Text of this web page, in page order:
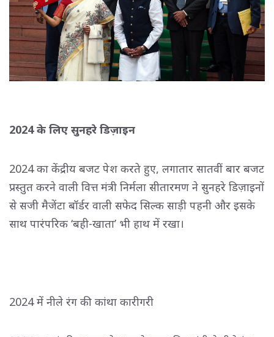
2024 के लिए सुनहरे डिज़ाइन
2024 का केंद्रीय बजट पेश करते हुए, लगातार सातवीं बार बजट
प्रस्तुत करने वाली वित्त मंत्री निर्मला सीतारमण ने सुनहरे डिज़ाइनों
से सजी मैजेंटा बॉर्डर वाली सफेद सिल्क साड़ी पहनी और इसके
साथ पारंपरिक ‘बही-खाता’ भी हाथ में रखा।
2024 में नीले रंग की कांथा कारीगरी